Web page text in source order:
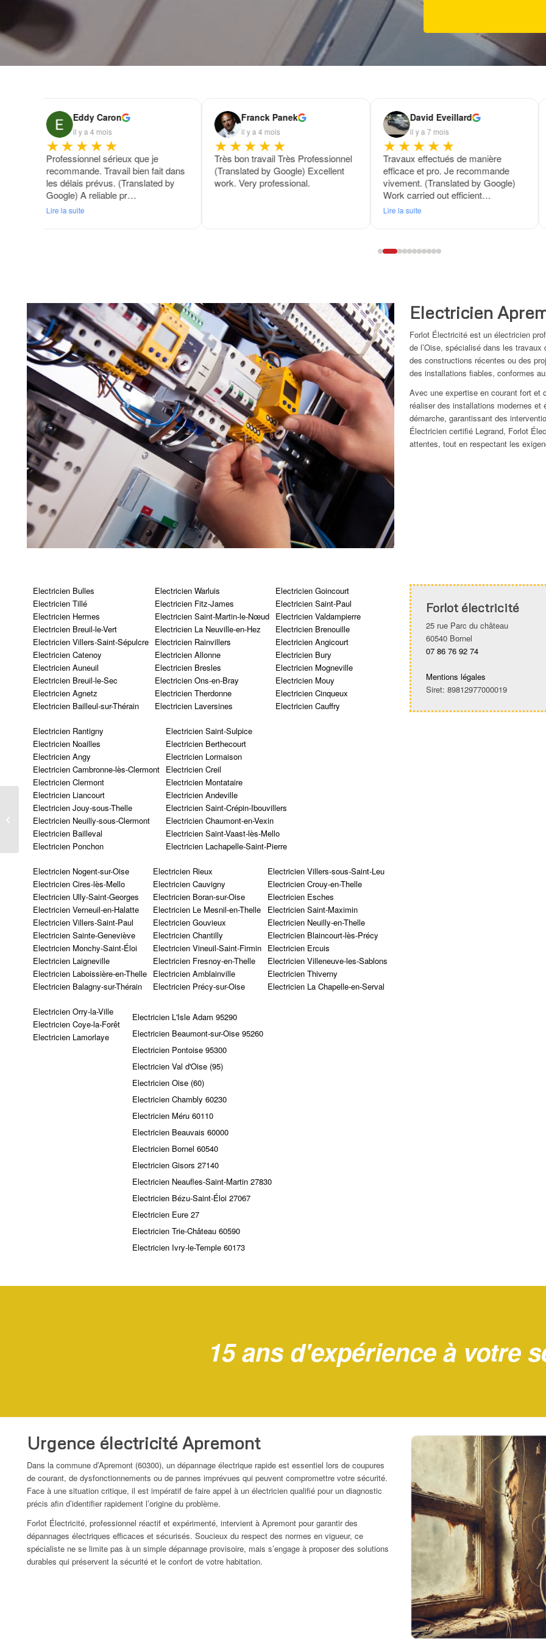
Eddy Caron
il y a 4 mois
★★★★★
Professionnel sérieux que je
recommande. Travail bien fait dans
les délais prévus. (Translated by
Google) A reliable pr…
Lire la suite
Franck Panek
il y a 4 mois
★★★★★
Très bon travail Très Professionnel
(Translated by Google) Excellent
work. Very professional.
David Eveillard
il y a 7 mois
★★★★★
Travaux effectués de manière
efficace et pro. Je recommande
vivement. (Translated by Google)
Work carried out efficient…
Lire la suite
Electricien
Forlot Électricité est un électricien
de l’Oise, spécialisé dans les
des constructions récentes ou des
des installations fiables, conformes
Avec une expertise en courant fort et
réaliser des installations modernes
démarche, garantissant des
Électricien certifié Legrand, Forlot
attentes, tout en respectant les
Electricien Bulles
Electricien Tillé
Electricien Hermes
Electricien Breuil-le-Vert
Electricien Villers-Saint-Sépulcre
Electricien Catenoy
Electricien Auneuil
Electricien Breuil-le-Sec
Electricien Agnetz
Electricien Bailleul-sur-Thérain
Electricien Warluis
Electricien Fitz-James
Electricien Saint-Martin-le-Nœud
Electricien La Neuville-en-Hez
Electricien Rainvillers
Electricien Allonne
Electricien Bresles
Electricien Ons-en-Bray
Electricien Therdonne
Electricien Laversines
Electricien Goincourt
Electricien Saint-Paul
Electricien Valdampierre
Electricien Brenouille
Electricien Angicourt
Electricien Bury
Electricien Mogneville
Electricien Mouy
Electricien Cinqueux
Electricien Cauffry
Electricien Rantigny
Electricien Noailles
Electricien Angy
Electricien Cambronne-lès-Clermont
Electricien Clermont
Electricien Liancourt
Electricien Jouy-sous-Thelle
Electricien Neuilly-sous-Clermont
Electricien Bailleval
Electricien Ponchon
Electricien Saint-Sulpice
Electricien Berthecourt
Electricien Lormaison
Electricien Creil
Electricien Montataire
Electricien Andeville
Electricien Saint-Crépin-Ibouvillers
Electricien Chaumont-en-Vexin
Electricien Saint-Vaast-lès-Mello
Electricien Lachapelle-Saint-Pierre
Electricien Nogent-sur-Oise
Electricien Cires-lès-Mello
Electricien Ully-Saint-Georges
Electricien Verneuil-en-Halatte
Electricien Villers-Saint-Paul
Electricien Sainte-Geneviève
Electricien Monchy-Saint-Éloi
Electricien Laigneville
Electricien Laboissière-en-Thelle
Electricien Balagny-sur-Thérain
Electricien Rieux
Electricien Cauvigny
Electricien Boran-sur-Oise
Electricien Le Mesnil-en-Thelle
Electricien Gouvieux
Electricien Chantilly
Electricien Vineuil-Saint-Firmin
Electricien Fresnoy-en-Thelle
Electricien Amblainville
Electricien Précy-sur-Oise
Electricien Villers-sous-Saint-Leu
Electricien Crouy-en-Thelle
Electricien Esches
Electricien Saint-Maximin
Electricien Neuilly-en-Thelle
Electricien Blaincourt-lès-Précy
Electricien Ercuis
Electricien Villeneuve-les-Sablons
Electricien Thiverny
Electricien La Chapelle-en-Serval
Electricien Orry-la-Ville
Electricien Coye-la-Forêt
Electricien Lamorlaye
Electricien L'Isle Adam 95290
Electricien Beaumont-sur-Oise 95260
Electricien Pontoise 95300
Electricien Val d'Oise (95)
Electricien Oise (60)
Electricien Chambly 60230
Electricien Méru 60110
Electricien Beauvais 60000
Electricien Bornel 60540
Electricien Gisors 27140
Electricien Neaufles-Saint-Martin 27830
Electricien Bézu-Saint-Éloi 27067
Electricien Eure 27
Electricien Trie-Château 60590
Electricien Ivry-le-Temple 60173
Forlot électricité
25 rue Parc du château
60540 Bornel
07 86 76 92 74
Mentions légales
Siret: 89812977000019
15 ans d'expérience à votre
Urgence électricité Apremont
Dans la commune d’Apremont (60300), un dépannage électrique rapide est essentiel lors de coupures
de courant, de dysfonctionnements ou de pannes imprévues qui peuvent compromettre votre sécurité.
Face à une situation critique, il est impératif de faire appel à un électricien qualifié pour un diagnostic
précis afin d’identifier rapidement l’origine du problème.
Forlot Électricité, professionnel réactif et expérimenté, intervient à Apremont pour garantir des
dépannages électriques efficaces et sécurisés. Soucieux du respect des normes en vigueur, ce
spécialiste ne se limite pas à un simple dépannage provisoire, mais s’engage à proposer des solutions
durables qui préservent la sécurité et le confort de votre habitation.
Lamorlaye 60260